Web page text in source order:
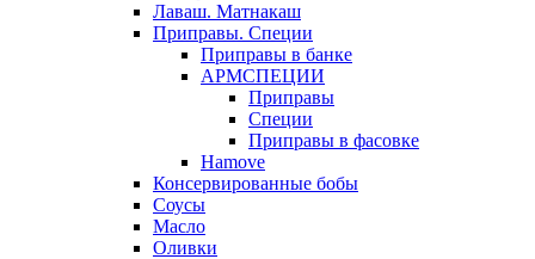
Лаваш. Матнакаш
Приправы. Специи
Приправы в банке
АРМСПЕЦИИ
Приправы
Специи
Приправы в фасовке
Hamove
Консервированные бобы
Соусы
Масло
Оливки